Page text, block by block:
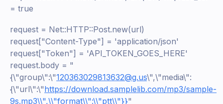
= true
request = Net::HTTP::Post.new(url)
request["Content-Type"] = 'application/json'
request["Token"] = 'API_TOKEN_GOES_HERE'
request.body = "
{\"group\":\"120363029813632@g.us\",\"media\":
{\"url\":\"https://download.samplelib.com/mp3/sample-
9s.mp3\\",\\"format\\":\\"ptt\\"}}"